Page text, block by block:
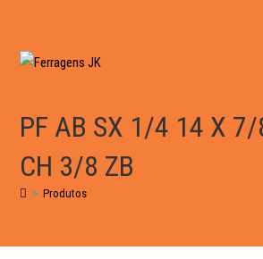
PF AB SX 1/4 14 X 7/
CH 3/8 ZB
> Produtos